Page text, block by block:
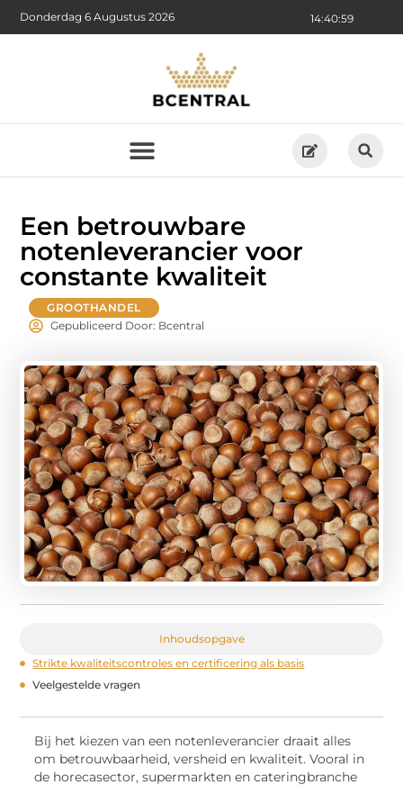
14:41:00
Donderdag 6 Augustus 2026
Een betrouwbare
notenleverancier voor
constante kwaliteit
GROOTHANDEL
Gepubliceerd Door: Bcentral
Inhoudsopgave
Strikte kwaliteitscontroles en certificering als basis
Veelgestelde vragen
Bij het kiezen van een notenleverancier draait alles
om betrouwbaarheid, versheid en kwaliteit. Vooral in
de horecasector, supermarkten en cateringbranche